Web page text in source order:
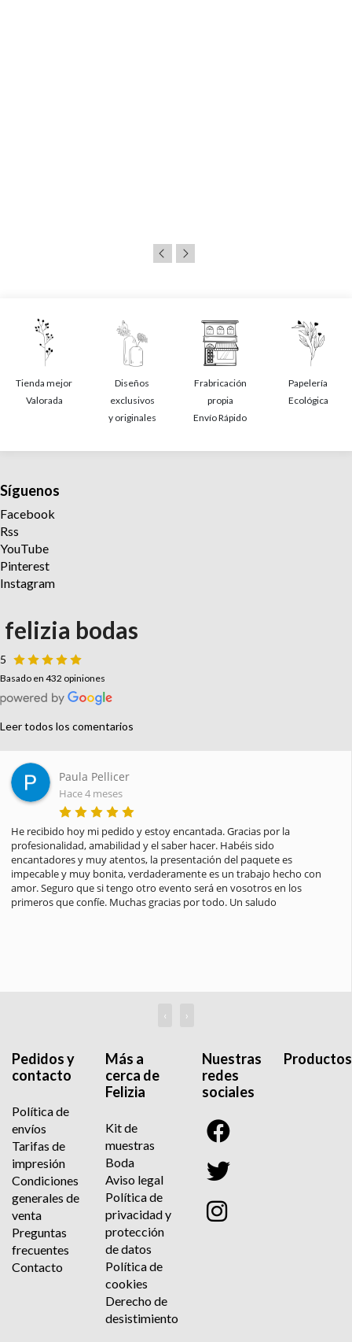
Tienda mejor
Valorada
Diseños
exclusivos
y originales
Frabricación
propia
Envío Rápido
Papelería
Ecológica
Síguenos
Facebook
Rss
YouTube
Pinterest
Instagram
felizia bodas
5
Basado en 432 opiniones
Leer todos los comentarios
Paula Pellicer
Hace 4 meses
He recibido hoy mi pedido y estoy encantada. Gracias por la
profesionalidad, amabilidad y el saber hacer. Habéis sido
encantadores y muy atentos, la presentación del paquete es
impecable y muy bonita, verdaderamente es un trabajo hecho con
amor. Seguro que si tengo otro evento será en vosotros en los
primeros que confíe. Muchas gracias por todo. Un saludo
‹ ›
Pedidos y
contacto
Política de
envíos
Tarifas de
impresión
Condiciones
generales de
venta
Preguntas
frecuentes
Contacto
Más a
cerca de
Felizia
Kit de
muestras
Boda
Aviso legal
Política de
privacidad y
protección
de datos
Política de
cookies
Derecho de
desistimiento
Nuestras
redes
sociales
Productos